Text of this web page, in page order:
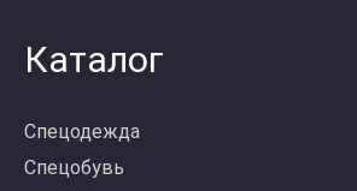
Каталог
Спецодежда
Спецобувь